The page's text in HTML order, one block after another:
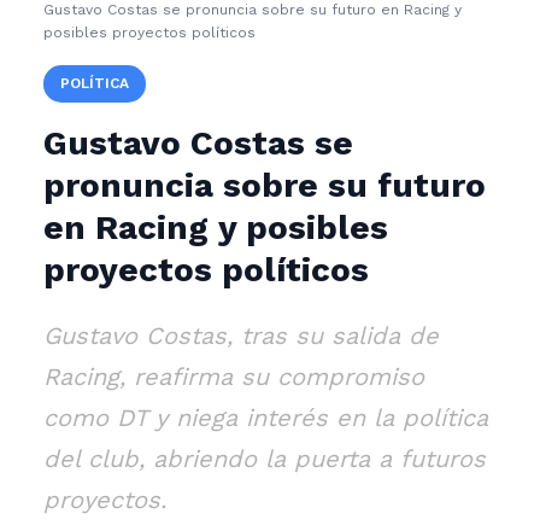
Gustavo Costas se pronuncia sobre su futuro en Racing y
posibles proyectos políticos
POLÍTICA
Gustavo Costas se
pronuncia sobre su futuro
en Racing y posibles
proyectos políticos
Gustavo Costas, tras su salida de
Racing, reafirma su compromiso
como DT y niega interés en la política
del club, abriendo la puerta a futuros
proyectos.